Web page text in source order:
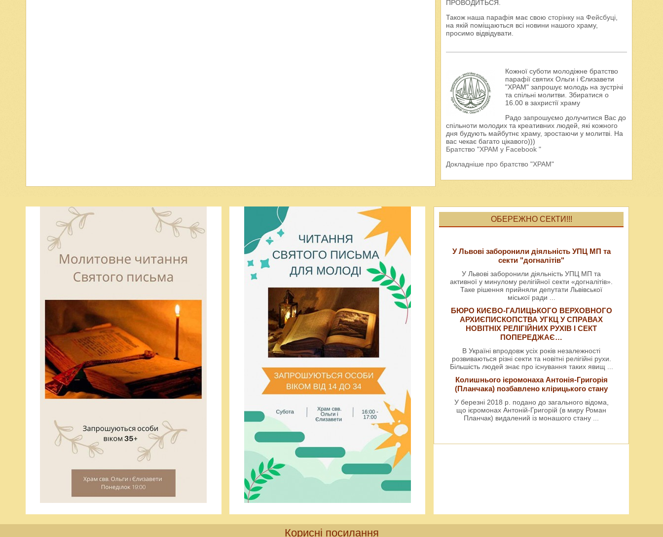
ПРОВОДИТЬСЯ.
Також наша парафія має свою сторінку на Фейсбуці,
на якій поміщаються всі новини нашого храму,
просимо відвідувати.
Кожної суботи молодіжне братство
парафії святих Ольги і Єлизавети
"ХРАМ" запрошує молодь на зустрічі
та спільні молитви. Збиратися о
16.00 в захристії храму
Радо запрошуємо долучитися Вас до
спільноти молодих та креативних людей, які кожного
дня будують майбутнє храму, зростаючи у молитві. На
вас чекає багато цікавого)))
Братство "ХРАМ у Facebook "
Докладніше про братство "ХРАМ"
ОБЕРЕЖНО СЕКТИ!!!
У Львові заборонили діяльність УПЦ МП та
секти "догналітів"
У Львові заборонили діяльність УПЦ МП та
активної у минулому релігійної секти «догналітів».
Таке рішення прийняли депутати Львівської
міської ради
БЮРО КИЄВО-ГАЛИЦЬКОГО ВЕРХОВНОГО
АРХИЄПИСКОПСТВА УГКЦ У СПРАВАХ
НОВІТНІХ РЕЛІГІЙНИХ РУХІВ І СЕКТ
ПОПЕРЕДЖАЄ…
В Україні впродовж усіх років незалежності
розвиваються різні секти та новітні релігійні рухи.
Більшість людей знає про існування таких явищ
Колишнього ієромонаха Антонія-Григорія
(Планчака) позбавлено клірицького стану
У березні 2018 р. подано до загального відома,
що ієромонах Антоній-Григорій (в миру Роман
Планчак) видалений із монашого стану
Корисні посилання